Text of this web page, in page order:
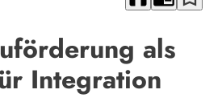
als
Integration